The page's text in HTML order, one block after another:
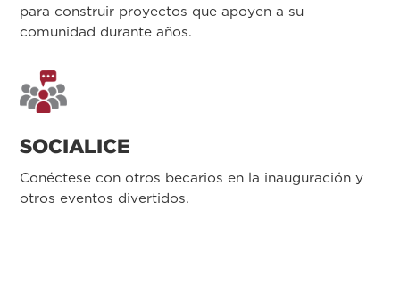
para construir proyectos que apoyen a su
comunidad durante años.
SOCIALICE
Conéctese con otros becarios en la inauguración y
otros eventos divertidos.